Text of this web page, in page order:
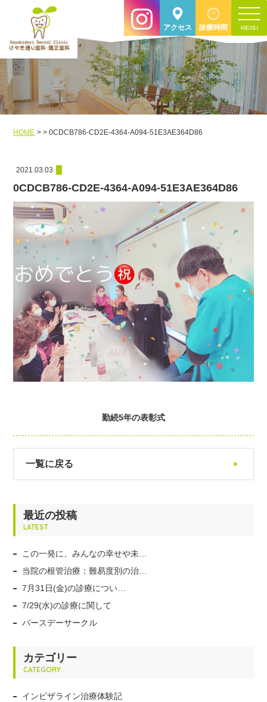
アクセス 診療時間
toggle
HOME 0CDCB786-CD2E-4364-A094-51E3AE364D86
2021.03.03
0CDCB786-CD2E-4364-A094-51E3AE364D86
勤続5年の表彰式
一覧に戻る
最近の投稿
LATEST
この一発に、みんなの幸せや未…
当院の根管治療：難易度別の治…
7月31日(金)の診療につい…
7/29(水)の診療に関して
バースデーサークル
カテゴリー
CATEGORY
インビザライン治療体験記